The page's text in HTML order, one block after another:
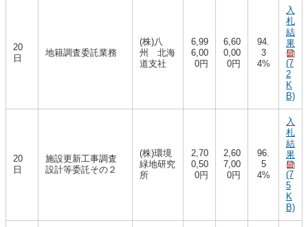
20
日
地籍調査委託業務
(株)八
州 北海
道支社
6,99
6,00
0円
6,60
0,00
0円
94.
3
4%
入
札
結
果
(7
2
K
B)
20
日
施設更新工事調査
設計等委託その２
(株)環境
緑地研究
所
2,70
0,50
0円
2,60
7,00
0円
96.
5
4%
入
札
結
果
(7
5
K
B)